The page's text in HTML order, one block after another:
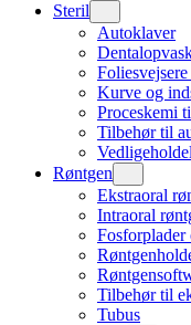
Steril
Autoklaver
Kurve og
Proceskemi
Tilbehør til
Røntgen
Ekstraoral
Intraoral
Fosforplader
Tilbehør til
Tubus